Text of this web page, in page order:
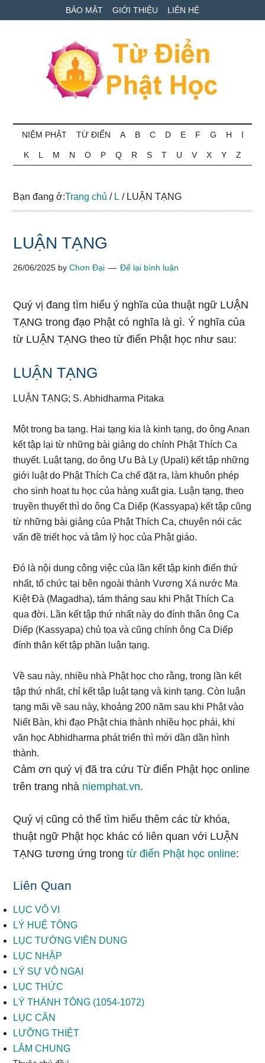
to
to
qua
BẢO MẬT GIỚI THIỆU LIÊN HỆ
Từ
điển
Phật
học
ngữ
NIỆM PHẬT TỪ ĐIỂN A B C D E F G H I
K L M N O P Q R S T U V X Y Z
Bạn đang ở:Trang chủ / L /LUẬN TẠNG
LUẬN TẠNG
26/06/2025 byChơn Đại Để lại bình luận
Quý vị đang tìm hiểu ý nghĩa của thuật ngữ LUẬN
TẠNG trong đạo Phật có nghĩa là gì. Ý nghĩa của
từ LUẬN TẠNG theo từ điển Phật học như sau:
LUẬN TẠNG
LUẬN TẠNG; S. Abhidharma Pitaka
Một trong ba tạng. Hai tạng kia là kinh tạng, do ông Anan
kết tập lại từ những bài giảng do chính Phật Thích Ca
thuyết. Luật tạng, do ông Ưu Bà Ly (Upali) kết tập những
giới luật do Phật Thích Ca chế đặt ra, làm khuôn phép
cho sinh hoạt tu học của hàng xuất gia. Luận tạng, theo
truyền thuyết thì do ông Ca Diếp (Kassyapa) kết tập cũng
từ những bài giảng của Phật Thích Ca, chuyên nói các
vấn đề triết học và tâm lý học của Phật giáo.
Đó là nội dung công việc của lần kết tập kinh điển thứ
nhất, tổ chức tại bên ngoài thành Vương Xá nước Ma
Kiệt Đà (Magadha), tám tháng sau khi Phật Thích Ca
qua đời. Lần kết tập thứ nhất này do đính thân ông Ca
Diếp (Kassyapa) chủ tọa và cũng chính ông Ca Diếp
đính thân kết tập phần luận tạng.
Về sau này, nhiều nhà Phật học cho rằng, trong lần kết
tập thứ nhất, chỉ kết tập luật tạng và kinh tạng. Còn luận
tạng mãi về sau này, khoảng 200 năm sau khi Phật vào
Niết Bàn, khi đạo Phật chia thành nhiều học phái, khi
văn học Abhidharma phát triển thì mới dần dần hình
thành.
Cảm ơn quý vị đã tra cứu Từ điển Phật học online
trên trang nhà niemphat.vn.
Quý vị cũng có thể tìm hiểu thêm các từ khóa,
thuật ngữ Phật học khác có liên quan với LUẬN
TẠNG tương ứng trongtừ điển Phật học online:
Liên Quan
LỤC VÔ VI
LÝ HUỆ TÔNG
LỤC TƯỚNG VIÊN DUNG
LỤC NHẬP
LÝ SỰ VÔ NGẠI
LỤC THỨC
LÝ THÁNH TÔNG (1054-1072)
LỤC CĂN
LƯỠNG THIỆT
LÂM CHUNG